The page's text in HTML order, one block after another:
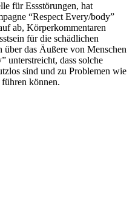
für Essstörungen, hat
“Respect Every/body”
ab, Körperkommentaren
für die schädlichen
das Äußere von Menschen
” unterstreicht, dass solche
sind und zu Problemen wie
können.